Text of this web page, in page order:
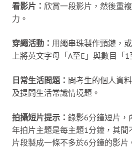
看影片： 欣賞一段影片，然後重
力。
穿繩活動： 用繩串珠製作頸鏈，
上將英文字母「A至E」與數目「1
日常生活問題： 問考生的個人資
及提問生活常識情境題。
拍攝短片提示： 錄影6分鐘短片，
年拍片主題是每主題1分鐘，其間
片段製成一條不多於6分鐘的影片